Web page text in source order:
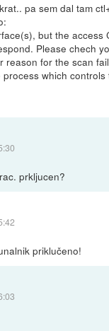
pa sem dal tam
but the access
Please chech
reason for the scan
which controls
prkljucen?
priklučeno!